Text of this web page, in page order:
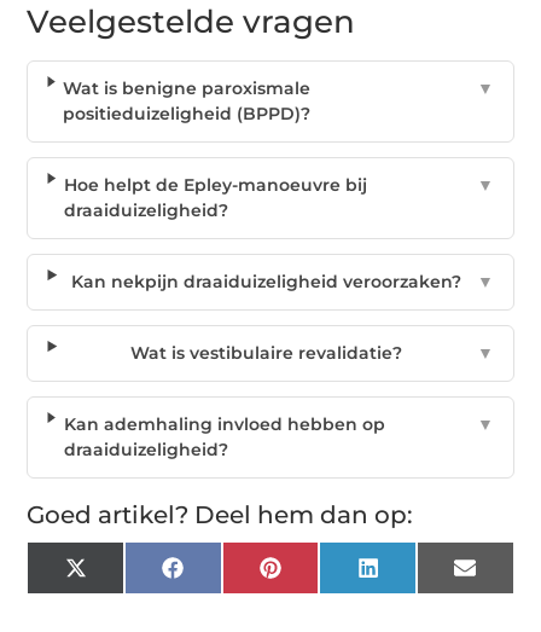
Veelgestelde vragen
Wat is benigne paroxismale
positieduizeligheid (BPPD)?
▼
Hoe helpt de Epley-manoeuvre bij
draaiduizeligheid?
▼
Kan nekpijn draaiduizeligheid veroorzaken? ▼
Wat is vestibulaire revalidatie? ▼
Kan ademhaling invloed hebben op
draaiduizeligheid?
▼
Goed artikel? Deel hem dan op:
X
(Twitter)
Facebook Pinterest LinkedIn Email